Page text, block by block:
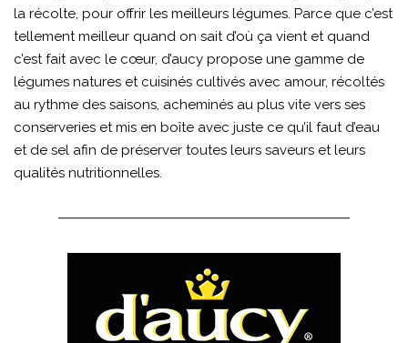
la récolte, pour offrir les meilleurs légumes. Parce que c’est
tellement meilleur quand on sait d’où ça vient et quand
c’est fait avec le cœur, d’aucy propose une gamme de
légumes natures et cuisinés cultivés avec amour, récoltés
au rythme des saisons, acheminés au plus vite vers ses
conserveries et mis en boîte avec juste ce qu’il faut d’eau
et de sel afin de préserver toutes leurs saveurs et leurs
qualités nutritionnelles.